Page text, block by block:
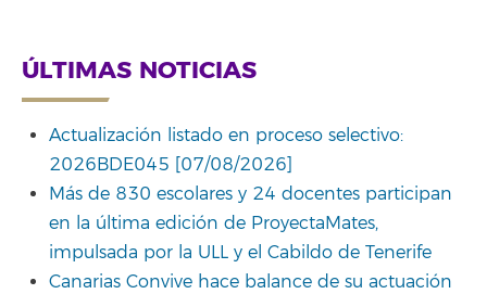
ÚLTIMAS NOTICIAS
Actualización listado en proceso selectivo:
2026BDE045 [07/08/2026]
Más de 830 escolares y 24 docentes participan
en la última edición de ProyectaMates,
impulsada por la ULL y el Cabildo de Tenerife
Canarias Convive hace balance de su actuación